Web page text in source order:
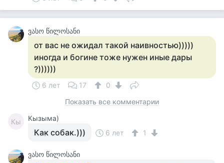
ვასო წილოსანი
от вас не ожидал такой наивностью)))))
иногда и богине тоже нужен иные дары
?))))))
6 лет 17
0
Показать все комментарии
Кы Кызыма)
Как собак.))) 6 лет 1
ვასო წილოსანი